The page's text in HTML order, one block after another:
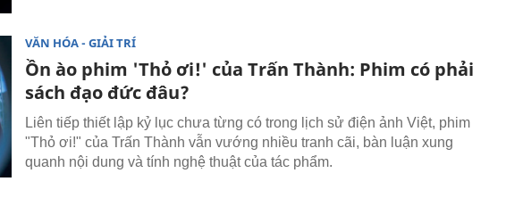
VĂN HÓA - GIẢI TRÍ
Ồn ào phim 'Thỏ ơi!' của Trấn Thành: Phim có phải
sách đạo đức đâu?
Liên tiếp thiết lập kỷ lục chưa từng có trong lịch sử điện ảnh Việt, phim
"Thỏ ơi!" của Trấn Thành vẫn vướng nhiều tranh cãi, bàn luận xung
quanh nội dung và tính nghệ thuật của tác phẩm.